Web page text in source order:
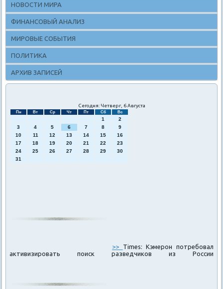
НОВОСТИ МИРА
ФИНАНСОВЫЙ АНАЛИЗ
МИРОВЫЕ СОБЫТИЯ
ПОЛИТИКА
АРХИВ ЗАПИСЕЙ
Сегодня: Четверг, 6 Августа
Пн Вт Ср Чт Пт Сб Вс
1
2
3
4 5 6 7 8
9
10
11 12 13 14 15
16
17
18 19 20 21 22
23
24
25 26 27 28 29
30
31
>>
Times: Кэмерон потребовал
активизировать поиск разведчиков из России